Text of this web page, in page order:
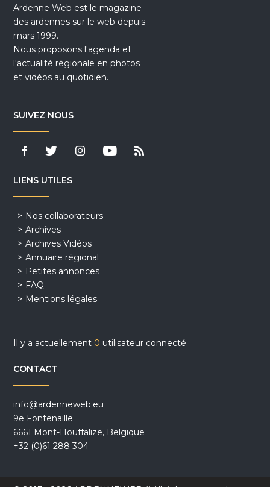
Ardenne Web est le magazine
des ardennes sur le web depuis
mars 1999.
Nous proposons l'agenda et
l'actualité régionale en photos
et vidéos au quotidien.
SUIVEZ NOUS
LIENS UTILES
Nos collaborateurs
Archives
Archives Vidéos
Annuaire régional
Petites annonces
FAQ
Mentions légales
Il y a actuellement 0 utilisateur connecté.
CONTACT
info@ardenneweb.eu
9e Fontenaille
6661 Mont-Houffalize, Belgique
+32 (0)61 288 304